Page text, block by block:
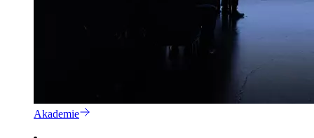
Akademie